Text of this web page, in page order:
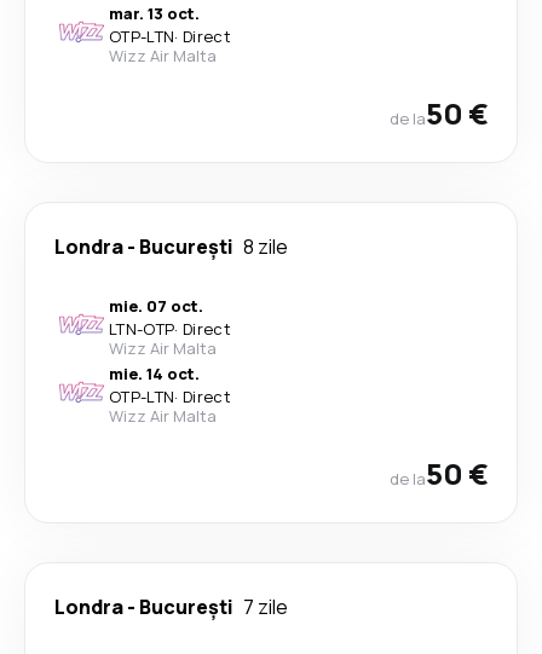
mar. 13 oct.
OTP-LTN· Direct
Wizz Air Malta
de la50 €
Londra- București 8 zile
mie. 07 oct.
LTN-OTP· Direct
Wizz Air Malta
mie. 14 oct.
OTP-LTN· Direct
Wizz Air Malta
de la50 €
Londra- București 7 zile